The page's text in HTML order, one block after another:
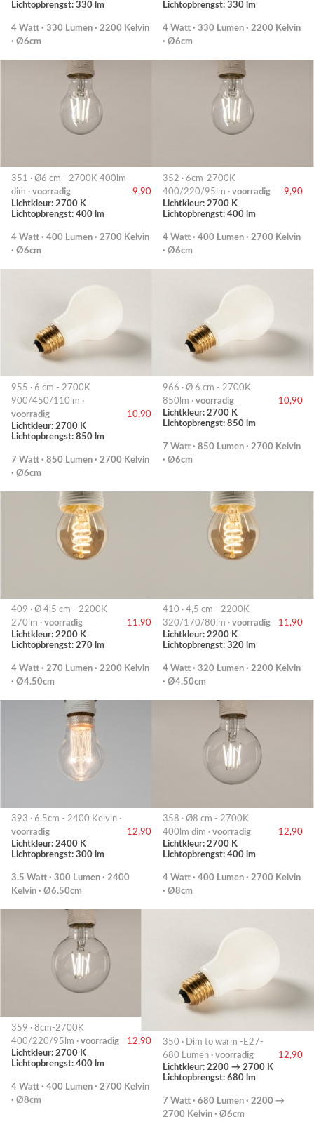
Lichtopbrengst: 330 lm
4 Watt · 330 Lumen · 2200 Kelvin
· Ø6cm
Lichtopbrengst: 330 lm
4 Watt · 330 Lumen · 2200 Kelvin
· Ø6cm
351 · Ø6 cm - 2700K 400lm
dim · voorradig
9,90
Lichtkleur: 2700 K
Lichtopbrengst: 400 lm
4 Watt · 400 Lumen · 2700 Kelvin
· Ø6cm
352 · 6cm-2700K
400/220/95lm · voorradig
9,90
Lichtkleur: 2700 K
Lichtopbrengst: 400 lm
4 Watt · 400 Lumen · 2700 Kelvin
· Ø6cm
955 · 6 cm - 2700K
900/450/110lm ·
voorradig
10,90
Lichtkleur: 2700 K
Lichtopbrengst: 850 lm
7 Watt · 850 Lumen · 2700 Kelvin
· Ø6cm
966 · Ø 6 cm - 2700K
850lm · voorradig
10,90
Lichtkleur: 2700 K
Lichtopbrengst: 850 lm
7 Watt · 850 Lumen · 2700 Kelvin
· Ø6cm
409 · Ø 4,5 cm - 2200K
270lm · voorradig
11,90
Lichtkleur: 2200 K
Lichtopbrengst: 270 lm
4 Watt · 270 Lumen · 2200 Kelvin
· Ø4.50cm
410 · 4,5 cm - 2200K
320/170/80lm · voorradig
11,90
Lichtkleur: 2200 K
Lichtopbrengst: 320 lm
4 Watt · 320 Lumen · 2200 Kelvin
· Ø4.50cm
393 · 6,5cm - 2400 Kelvin ·
voorradig
12,90
Lichtkleur: 2400 K
Lichtopbrengst: 300 lm
3.5 Watt · 300 Lumen · 2400
Kelvin · Ø6.50cm
358 · Ø8 cm - 2700K
400lm dim · voorradig
12,90
Lichtkleur: 2700 K
Lichtopbrengst: 400 lm
4 Watt · 400 Lumen · 2700 Kelvin
· Ø8cm
359 · 8cm-2700K
400/220/95lm · voorradig
12,90
Lichtkleur: 2700 K
Lichtopbrengst: 400 lm
4 Watt · 400 Lumen · 2700 Kelvin
· Ø8cm
350 · Dim to warm -E27-
680 Lumen · voorradig
12,90
Lichtkleur: 2200 → 2700 K
Lichtopbrengst: 680 lm
7 Watt · 680 Lumen · 2200 →
2700 Kelvin · Ø6cm